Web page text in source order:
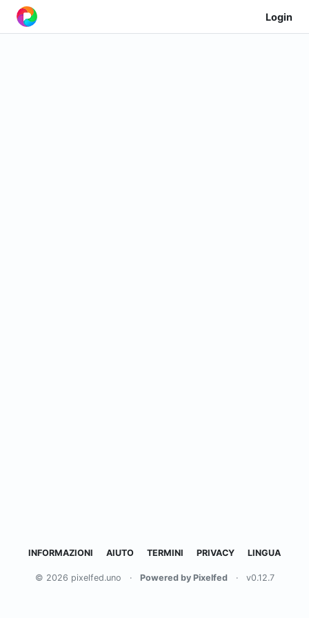
Login
INFORMAZIONI AIUTO TERMINI PRIVACY LINGUA
© 2026 pixelfed.uno · Powered by Pixelfed · v0.12.7